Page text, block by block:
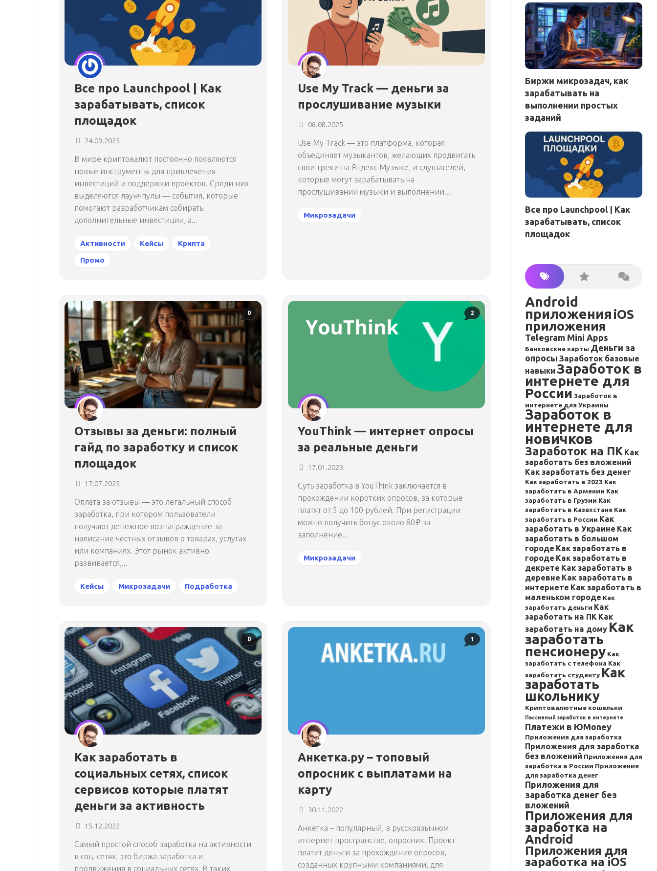
Все про Launchpool | Как
зарабатывать, список
площадок
24.09.2025
В мире криптовалют постоянно появляются
новые инструменты для привлечения
инвестиций и поддержки проектов. Среди них
выделяются лаунчпулы — события, которые
помогают разработчикам собирать
дополнительные инвестиции, а...
Активности Кейсы
Крипта
Промо
Use My Track — деньги за
прослушивание музыки
08.08.2025
Use My Track — это платформа, которая
объединяет музыкантов, желающих продвигать
свои треки на Яндекс Музыке, и слушателей,
которые могут зарабатывать на
прослушивании музыки и выполнении...
Микрозадачи
0
Отзывы за деньги: полный
гайд по заработку и список
площадок
17.07.2025
Оплата за отзывы — это легальный способ
заработка, при котором пользователи
получают денежное вознаграждение за
написание честных отзывов о товарах, услугах
или компаниях. Этот рынок активно
развивается,...
Кейсы Микрозадачи Подработка
2
YouThink — интернет опросы
за реальные деньги
17.01.2023
Суть заработка в YouThink заключается в
прохождении коротких опросов, за которые
платят от 5 до 100 рублей. При регистрации
можно получить бонус около 80 ₽ за
заполнение...
Микрозадачи
0
Как заработать в
социальных сетях, список
сервисов которые платят
деньги за активность
15.12.2022
Самый простой способ заработка на активности
в соц. сетях, это биржа заработка и
продвижения в социальных сетях. В таких
1
Анкетка.ру – топовый
опросник с выплатами на
карту
30.11.2022
Анкетка – популярный, в русскоязычном
интернет пространстве, опросник. Проект
платит деньги за прохождение опросов,
созданных крупными компаниями, для
Биржи микрозадач, как
зарабатывать на
выполнении простых
заданий
Все про Launchpool | Как
зарабатывать, список
площадок
Android
приложения iOS
приложения
Telegram Mini Apps
Банковские карты Деньги за
опросы Заработок базовые
навыки Заработок в
интернете для
России Заработок в
интернете для Украины
Заработок в
интернете для
новичков
Заработок на ПК Как
заработать без вложений
Как заработать без денег
Как заработать в 2023 Как
заработать в Армении Как
заработать в Грузии Как
заработать в Казахстане Как
заработать в России Как
заработать в Украине Как
заработать в большом
городе Как заработать в
городе Как заработать в
декрете Как заработать в
деревне Как заработать в
интернете Как заработать в
маленьком городе Как
заработать деньги Как
заработать на ПК Как
заработать на дому Как
заработать
пенсионеру Как
заработать с телефона Как
заработать студенту Как
заработать
школьнику
Криптовалютные кошельки
Пассивный заработок в интернете
Платежи в ЮMoney
Приложения для заработка
Приложения для заработка
без вложений Приложения для
заработка в России Приложения
для заработка денег
Приложения для
заработка денег без
вложений
Приложения для
заработка на
Android
Приложения для
заработка на iOS